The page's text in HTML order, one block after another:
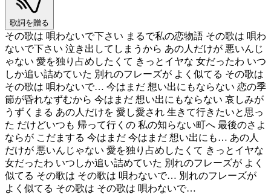
歌詞を贈る
その歌は 唄わないで下さい まるで私の恋物語 その歌は 唄わ
ないで下さい 泣き出してしまうから あの人だけが 悪いんじ
ゃない 愛を独り占めしたくて きっとイヤな 女だったわ いつ
しか追い詰めていた 別れのフレーズが よく似てる その歌は
その歌は 唄わないで… 今はまだ 想い出にもならない 恋の季
節が昏れなずむから 今はまだ 想い出にもならない 哀しみが
うずくまる あの人だけを 愛し愛され 生きて行きたいと思っ
た だけどいつも 帰って行くの 私の知らない町へ 最後のさよ
ならが こだまする 今はまだ 今はまだ 想い出にも… あの人
だけが 悪いんじゃない 愛を独り占めしたくて きっとイヤな
女だったわ いつしか追い詰めていた 別れのフレーズが よく
似てる その歌は その歌は 唄わないで… 別れのフレーズが
よく似てる その歌は その歌は 唄わないで…